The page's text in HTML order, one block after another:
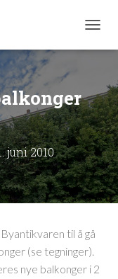
I
K
J
U
L
N
A
V
I
S
O
juni 2010
til å gå
(se tegninger).
nye balkonger i 2